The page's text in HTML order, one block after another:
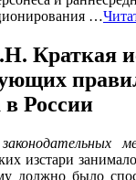
…
Краткая
России
изстари
должно было